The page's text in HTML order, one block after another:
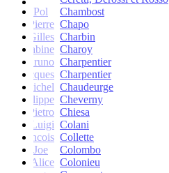
Pol
Chambost
Pierre Chapo
Gilles Charbin
Sabine Charoy
Bruno Charpentier
Jacques Charpentier
Jean-Michel Chaudeurge
Philippe Cheverny
Pietro Chiesa
Luigi Colani
francois Collette
Joe
Colombo
Alice Colonieu